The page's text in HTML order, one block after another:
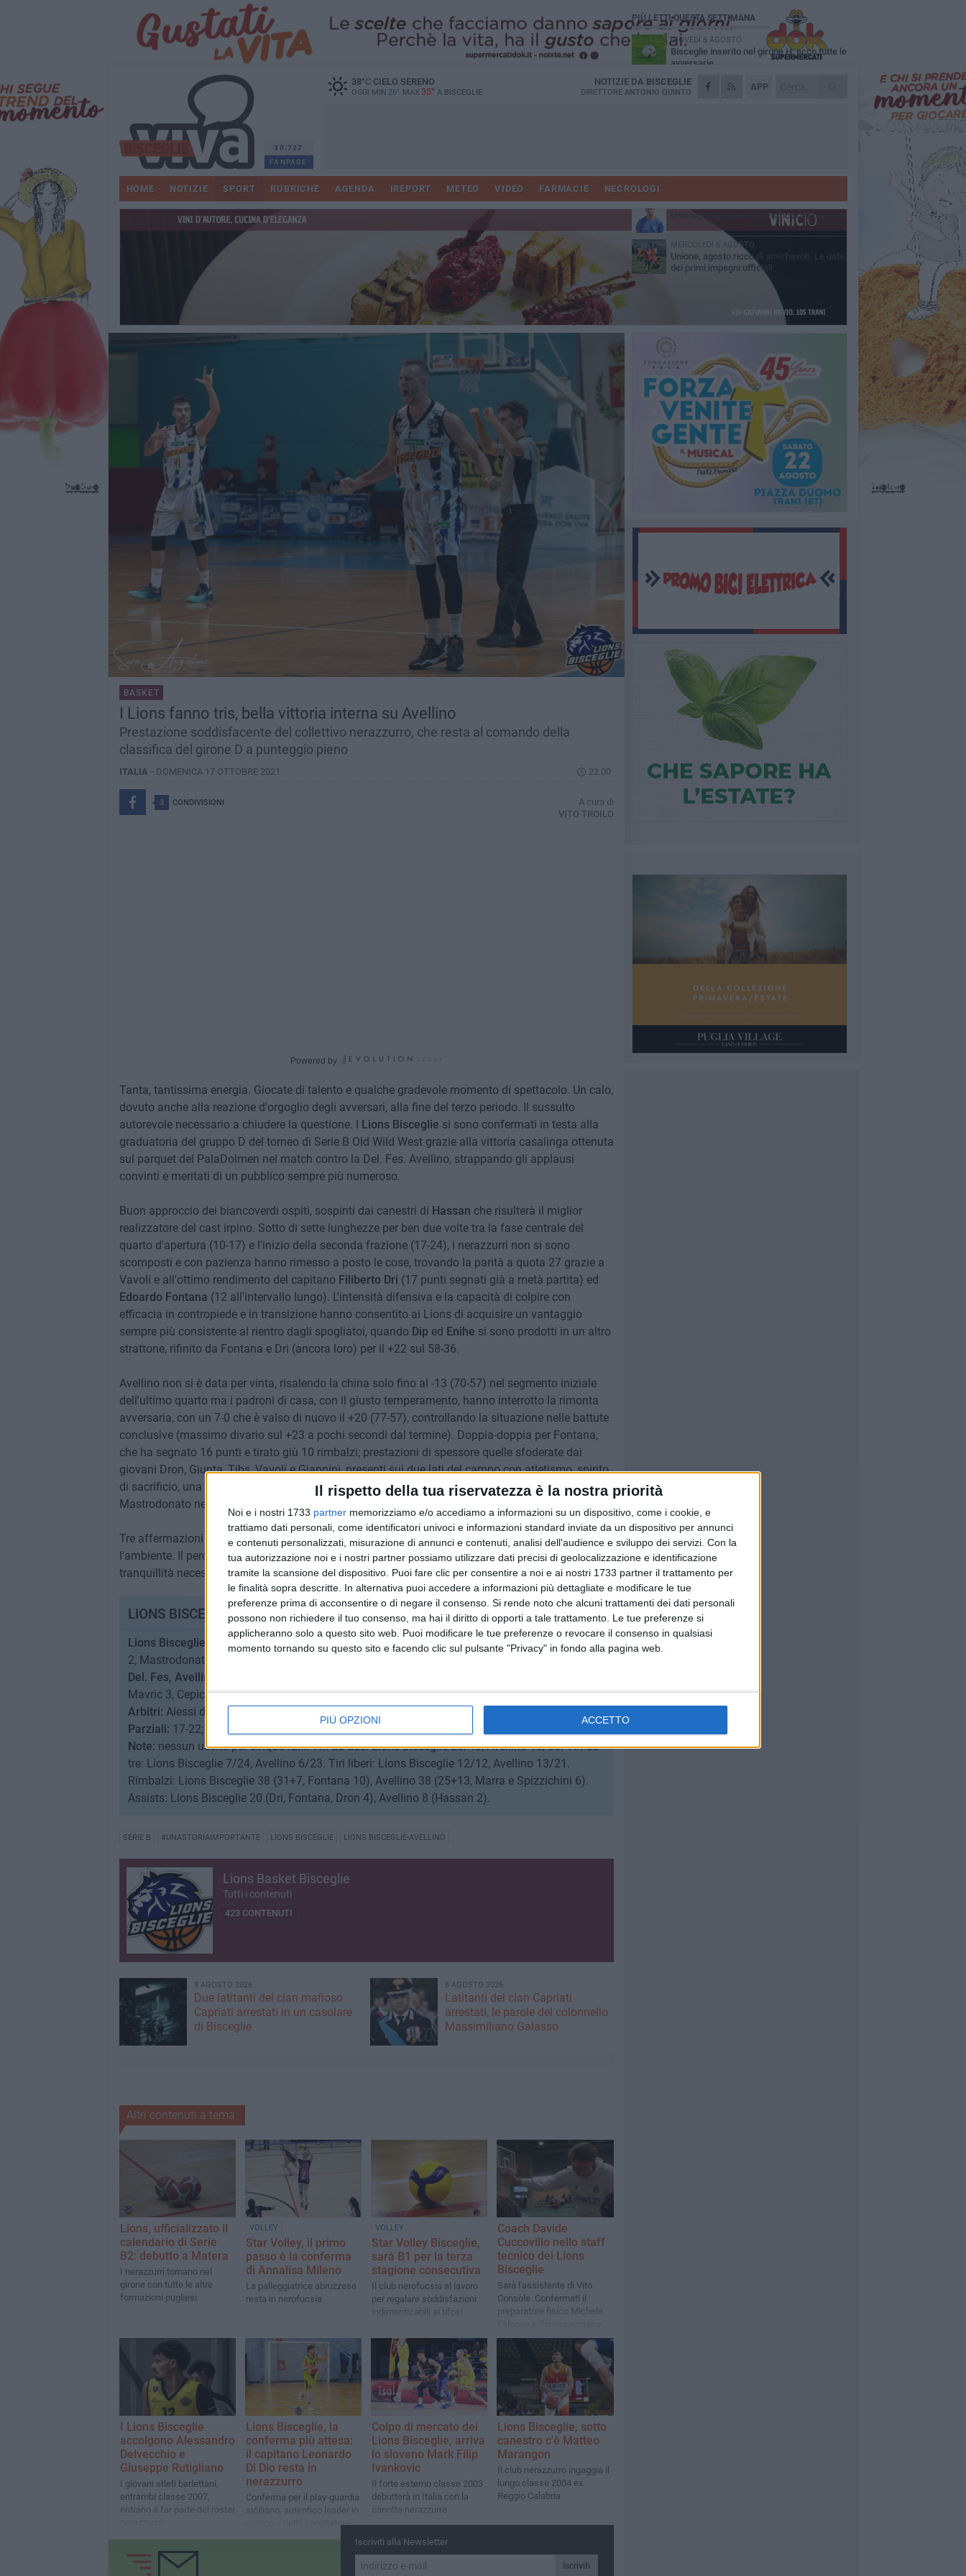
Il rispetto della tua riservatezza è la nostra priorità
Noi e i nostri 1733 partner memorizziamo e/o accediamo a informazioni su un dispositivo, come i cookie, e
trattiamo dati personali, come identificatori univoci e informazioni standard inviate da un dispositivo per annunci
e contenuti personalizzati, misurazione di annunci e contenuti, analisi dell'audience e sviluppo dei servizi. Con la
tua autorizzazione noi e i nostri partner possiamo utilizzare dati precisi di geolocalizzazione e identificazione
tramite la scansione del dispositivo. Puoi fare clic per consentire a noi e ai nostri 1733 partner il trattamento per
le finalità sopra descritte. In alternativa puoi accedere a informazioni più dettagliate e modificare le tue
preferenze prima di acconsentire o di negare il consenso. Si rende noto che alcuni trattamenti dei dati personali
possono non richiedere il tuo consenso, ma hai il diritto di opporti a tale trattamento. Le tue preferenze si
applicheranno solo a questo sito web. Puoi modificare le tue preferenze o revocare il consenso in qualsiasi
momento tornando su questo sito e facendo clic sul pulsante "Privacy" in fondo alla pagina web.
PIÙ OPZIONI ACCETTO
30.727
FANPAGE
38°CCIELO SERENO
OGGI MIN 26° MAX 35° A BISCEGLIE
APP
NOTIZIE DA BISCEGLIE
DIRETTORE ANTONIO QUINTO
HOME NOTIZIE SPORT RUBRICHE AGENDA IREPORT METEO VIDEO FARMACIE NECROLOGI
BASKET
I Lions fanno tris, bella vittoria interna su Avellino
Prestazione soddisfacente del collettivo nerazzurro, che resta al comando della
classifica del girone D a punteggio pieno
ITALIA - DOMENICA 17 OTTOBRE 2021 22.00
3 CONDIVISIONI
A cura di
VITO TROILO
Powered by
Tanta, tantissima energia. Giocate di talento e qualche gradevole momento di spettacolo. Un calo,
dovuto anche alla reazione d'orgoglio degli avversari, alla fine del terzo periodo. Il sussulto
autorevole necessario a chiudere la questione. I Lions Bisceglie si sono confermati in testa alla
graduatoria del gruppo D del torneo di Serie B Old Wild West grazie alla vittoria casalinga ottenuta
sul parquet del PalaDolmen nel match contro la Del. Fes. Avellino, strappando gli applausi
convinti e meritati di un pubblico sempre più numeroso.
Buon approccio dei biancoverdi ospiti, sospinti dai canestri di Hassan che risulterà il miglior
realizzatore del cast irpino. Sotto di sette lunghezze per ben due volte tra la fase centrale del
quarto d'apertura (10-17) e l'inizio della seconda frazione (17-24), i nerazzurri non si sono
scomposti e con pazienza hanno rimesso a posto le cose, trovando la parità a quota 27 grazie a
Vavoli e all'ottimo rendimento del capitano Filiberto Dri (17 punti segnati già a metà partita) ed
Edoardo Fontana (12 all'intervallo lungo). L'intensità difensiva e la capacità di colpire con
efficacia in contropiede e in transizione hanno consentito ai Lions di acquisire un vantaggio
sempre più consistente al rientro dagli spogliatoi, quando Dip ed Enihe si sono prodotti in un altro
strattone, rifinito da Fontana e Dri (ancora loro) per il +22 sul 58-36.
Avellino non si è data per vinta, risalendo la china solo fino al -13 (70-57) nel segmento iniziale
dell'ultimo quarto ma i padroni di casa, con il giusto temperamento, hanno interrotto la rimonta
avversaria, con un 7-0 che è valso di nuovo il +20 (77-57), controllando la situazione nelle battute
conclusive (massimo divario sul +23 a pochi secondi dal termine). Doppia-doppia per Fontana,
che ha segnato 16 punti e tirato giù 10 rimbalzi; prestazioni di spessore quelle sfoderate dai
giovani Dron, Giunta, Tibs, Vavoli e Giannini, presenti sui due lati del campo con atletismo, spirito
di sacrificio, una maggiore padronanza tattica e buona personalità. Spazio al biscegliese
Mastrodonato negli ultimi frangenti della partita.
Tre affermazioni consecutive in campionato, per la comprensibile soddisfazione di tutto
l'ambiente. Il percorso di crescita del gruppo è ben avviato: sarà importante mantenere la
tranquillità necessaria e i piedi, naturalmente, per terra.
LIONS BISCEGLIE-DEL. FES. AVELLINO 89-67
Lions Bisceglie:
Dron 5, Fontana 16, Dri 26, Enihe 8, Dip 8, Vavoli 12, Giannini 6, Giunta 6, Tibs
2, Mastrodonato. N.e.: Provaroni. All.: Nunzi.
Del. Fes, Avellino:
Mavric 3, Cepic, Ense. N.e.: Zastavny, Venga. All.: Robustelli.
Arbitri: Alessi di Lugo (Ravenna), Di Mauro di Bologna.
Parziali: 17-22; 43-33; 64-50.
Note: nessun uscito per cinque falli. Tiri da due: Lions Bisceglie 28/43, Avellino 18/38. Tiri da
tre: Lions Bisceglie 7/24, Avellino 6/23. Tiri liberi: Lions Bisceglie 12/12, Avellino 13/21.
Rimbalzi: Lions Bisceglie 38 (31+7, Fontana 10), Avellino 38 (25+13, Marra e Spizzichini 6).
Assists: Lions Bisceglie 20 (Dri, Fontana, Dron 4), Avellino 8 (Hassan 2).
SERIE B #UNASTORIAIMPORTANTE LIONS BISCEGLIE LIONS BISCEGLIE-AVELLINO
Lions Basket Bisceglie
Tutti i contenuti
423 CONTENUTI
8 AGOSTO 2026
Due latitanti del clan mafioso
Capriati arrestati in un casolare
di Bisceglie
8 AGOSTO 2026
Latitanti del clan Capriati
arrestati, le parole del colonnello
Massimiliano Galasso
Altri contenuti a tema
Lions, ufficializzato il
calendario di Serie
B2: debutto a Matera
I nerazzurri tornano nel
girone con tutte le altre
formazioni pugliesi
VOLLEY
Star Volley, il primo
passo è la conferma
di Annalisa Mileno
La palleggiatrice abruzzese
resta in nerofucsia
VOLLEY
Star Volley Bisceglie,
sarà B1 per la terza
stagione consecutiva
Il club nerofucsia al lavoro
per regalare soddisfazioni
indimenticabili ai tifosi
Coach Davide
Cuccovillo nello staff
tecnico dei Lions
Bisceglie
Sarà l'assistente di Vito
Console. Confermati il
preparatore fisico Michele
Tonio Lopopolo. Felice
Fracchiolla nuovo team
I Lions Bisceglie
accolgono Alessandro
Delvecchio e
Giuseppe Rutigliano
I giovani atleti barlettani,
entrambi classe 2007,
entrano a far parte del roster
Lions Bisceglie, la
conferma più attesa:
il capitano Leonardo
Di Dio resta in
nerazzurro
Conferma per il play-guardia
siciliano, autentico leader in
campo e nello spogliatoio
Colpo di mercato dei
Lions Bisceglie, arriva
lo sloveno Mark Filip
Ivankovic
Il forte esterno classe 2003
debutterà in Italia con la
canotta nerazzurra
Lions Bisceglie, sotto
canestro c'è Matteo
Marangon
Il club nerazzurro ingaggia il
lungo classe 2004 ex
Reggio Calabria
Iscriviti alla Newsletter
Iscriviti
PIÙ LETTI QUESTA SETTIMANA
GIOVEDÌ 6 AGOSTO
Bisceglie inserito nel girone H: ecco tutte le
avversarie
LUNEDÌ 3 AGOSTO
Simone Franceschi, una solida certezza
Unione, innesto per le corsie offensive:
MARTEDÌ 4 AGOSTO
Unione, in difesa arriva Francesco Lorusso
MERCOLEDÌ 5 AGOSTO
Unione, agosto ricco di amichevoli. Le date
dei primi impegni ufficiali